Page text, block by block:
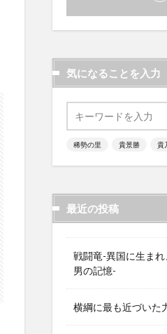
気になることを入力
稀勢の里 貴景勝 貴
最近の投稿
戦闘竜-異国に生ま
男の記憶-
横綱に最も近づいた